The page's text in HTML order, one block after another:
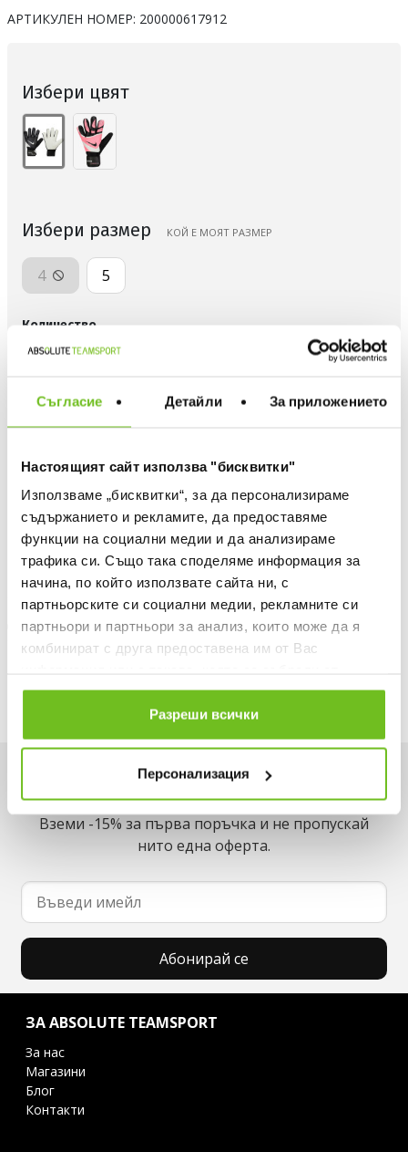
Съгласие Детайли За приложението
Настоящият сайт използва "бисквитки"
Използваме „бисквитки“, за да персонализираме
съдържанието и рекламите, да предоставяме
функции на социални медии и да анализираме
трафика си. Също така споделяме информация за
начина, по който използвате сайта ни, с
партньорските си социални медии, рекламните си
партньори и партньори за анализ, които може да я
комбинират с друга предоставена им от Вас
ползването от Ваша страна на услугите им.
Разреши всички
Персонализация
АРТИКУЛЕН НОМЕР: 200000617912
Избери цвят
Избери размер КОЙ Е МОЯТ РАЗМЕР
4 5
Количество
ДОБАВИ В ЛЮБИМИ
БЕЗПЛАТНА ДОСТАВКА НАД 50 €.
ВИЖ ПОВЕЧЕ
Информация за продукта
Описание
Доставка
Наличност в магазините
Искаш да си първи в списъка ни?
Вземи -15% за първа поръчка и не пропускай
нито една оферта.
Абонирай се
ЗА ABSOLUTE TEAMSPORT
За нас
Магазини
Блог
Контакти